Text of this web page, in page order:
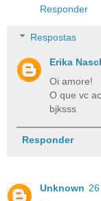
Responder
Respostas
Erika
Oi amore!
O que vc
bjksss
Responder
Unknown